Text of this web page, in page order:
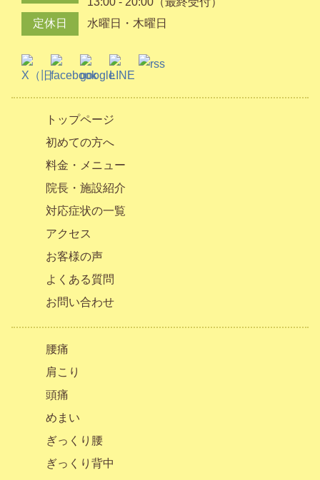
定休日
水曜日・木曜日
トップページ
初めての方へ
料金・メニュー
院長・施設紹介
対応症状の一覧
アクセス
お客様の声
よくある質問
お問い合わせ
腰痛
肩こり
頭痛
めまい
ぎっくり腰
ぎっくり背中